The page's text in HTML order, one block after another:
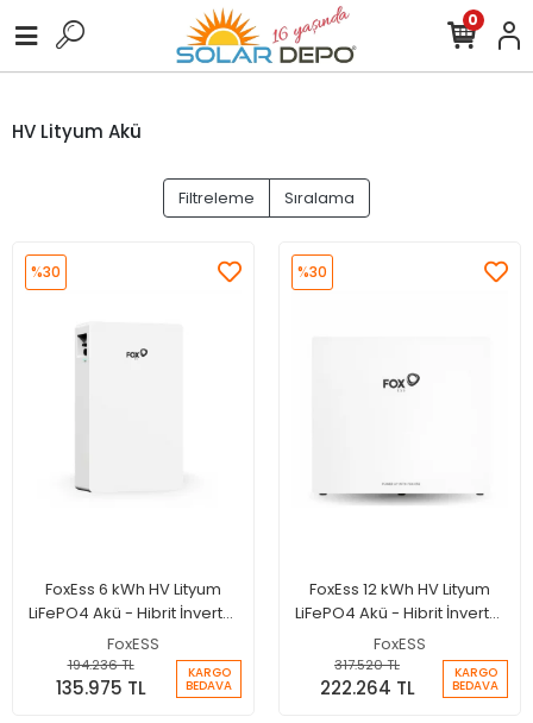
0
HV Lityum Akü
Filtreleme Sıralama
FoxEss 6 kWh HV Lityum
LiFePO4 Akü - Hibrit İnverter
Bataryası
FoxESS
%30
194.236 TL
135.975 TL
KARGO
BEDAVA
FoxEss 12 kWh HV Lityum
LiFePO4 Akü - Hibrit İnverter
Bataryası
FoxESS
%30
317.520 TL
222.264 TL
KARGO
BEDAVA